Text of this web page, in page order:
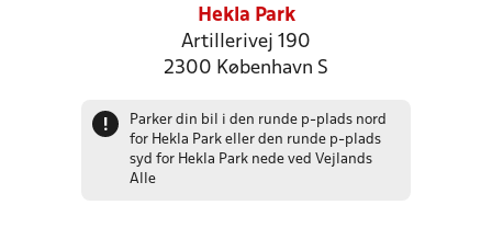
Hekla Park
Artillerivej 190
2300 København S
!
Parker din bil i den runde p-plads nord
for Hekla Park eller den runde p-plads
syd for Hekla Park nede ved Vejlands
Alle